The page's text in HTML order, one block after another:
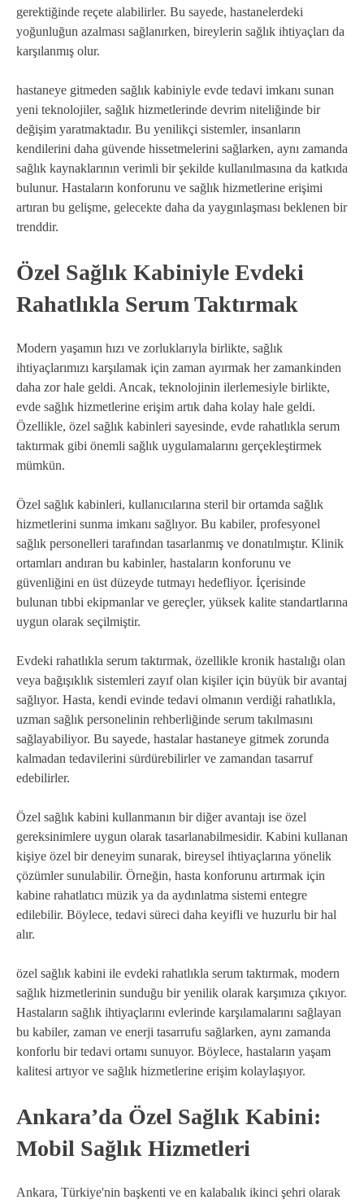
gerektiğinde reçete alabilirler. Bu sayede, hastanelerdeki
yoğunluğun azalması sağlanırken, bireylerin sağlık ihtiyaçları da
karşılanmış olur.
hastaneye gitmeden sağlık kabiniyle evde tedavi imkanı sunan
yeni teknolojiler, sağlık hizmetlerinde devrim niteliğinde bir
değişim yaratmaktadır. Bu yenilikçi sistemler, insanların
kendilerini daha güvende hissetmelerini sağlarken, aynı zamanda
sağlık kaynaklarının verimli bir şekilde kullanılmasına da katkıda
bulunur. Hastaların konforunu ve sağlık hizmetlerine erişimi
artıran bu gelişme, gelecekte daha da yaygınlaşması beklenen bir
trenddir.
Özel Sağlık Kabiniyle Evdeki
Rahatlıkla Serum Taktırmak
Modern yaşamın hızı ve zorluklarıyla birlikte, sağlık
ihtiyaçlarımızı karşılamak için zaman ayırmak her zamankinden
daha zor hale geldi. Ancak, teknolojinin ilerlemesiyle birlikte,
evde sağlık hizmetlerine erişim artık daha kolay hale geldi.
Özellikle, özel sağlık kabinleri sayesinde, evde rahatlıkla serum
taktırmak gibi önemli sağlık uygulamalarını gerçekleştirmek
mümkün.
Özel sağlık kabinleri, kullanıcılarına steril bir ortamda sağlık
hizmetlerini sunma imkanı sağlıyor. Bu kabiler, profesyonel
sağlık personelleri tarafından tasarlanmış ve donatılmıştır. Klinik
ortamları andıran bu kabinler, hastaların konforunu ve
güvenliğini en üst düzeyde tutmayı hedefliyor. İçerisinde
bulunan tıbbi ekipmanlar ve gereçler, yüksek kalite standartlarına
uygun olarak seçilmiştir.
Evdeki rahatlıkla serum taktırmak, özellikle kronik hastalığı olan
veya bağışıklık sistemleri zayıf olan kişiler için büyük bir avantaj
sağlıyor. Hasta, kendi evinde tedavi olmanın verdiği rahatlıkla,
uzman sağlık personelinin rehberliğinde serum takılmasını
sağlayabiliyor. Bu sayede, hastalar hastaneye gitmek zorunda
kalmadan tedavilerini sürdürebilirler ve zamandan tasarruf
edebilirler.
Özel sağlık kabini kullanmanın bir diğer avantajı ise özel
gereksinimlere uygun olarak tasarlanabilmesidir. Kabini kullanan
kişiye özel bir deneyim sunarak, bireysel ihtiyaçlarına yönelik
çözümler sunulabilir. Örneğin, hasta konforunu artırmak için
kabine rahatlatıcı müzik ya da aydınlatma sistemi entegre
edilebilir. Böylece, tedavi süreci daha keyifli ve huzurlu bir hal
alır.
özel sağlık kabini ile evdeki rahatlıkla serum taktırmak, modern
sağlık hizmetlerinin sunduğu bir yenilik olarak karşımıza çıkıyor.
Hastaların sağlık ihtiyaçlarını evlerinde karşılamalarını sağlayan
bu kabiler, zaman ve enerji tasarrufu sağlarken, aynı zamanda
konforlu bir tedavi ortamı sunuyor. Böylece, hastaların yaşam
kalitesi artıyor ve sağlık hizmetlerine erişim kolaylaşıyor.
Ankara’da Özel Sağlık Kabini:
Mobil Sağlık Hizmetleri
Ankara, Türkiye'nin başkenti ve en kalabalık ikinci şehri olarak